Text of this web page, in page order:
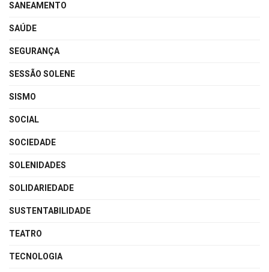
SANEAMENTO
SAÚDE
SEGURANÇA
SESSÃO SOLENE
SISMO
SOCIAL
SOCIEDADE
SOLENIDADES
SOLIDARIEDADE
SUSTENTABILIDADE
TEATRO
TECNOLOGIA